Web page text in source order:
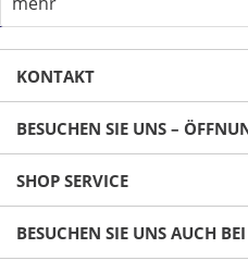
Ich habe die
verstanden und stimme
KONTAKT
BESUCHEN SIE UNS –
SHOP SERVICE
BESUCHEN SIE UNS AUCH BEI